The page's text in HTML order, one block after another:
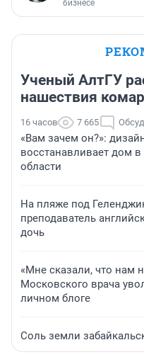
бизнесе
Ученый АлтГУ
нашествия
16 часов 7 665
«Вам зачем он?»:
восстанавливает дом
области
На пляже под
преподаватель
дочь
«Мне сказали, что нам
Московского врача
личном блоге
Соль земли